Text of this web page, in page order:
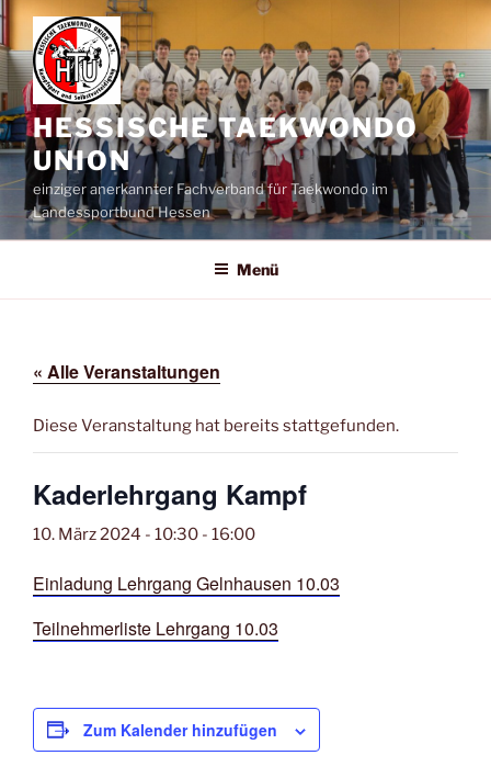
Zum
Inhalt
springen
HESSISCHE TAEKWONDO
UNION
einziger anerkannter Fachverband für Taekwondo im
Landessportbund Hessen
Menü
« Alle Veranstaltungen
Diese Veranstaltung hat bereits stattgefunden.
Kaderlehrgang Kampf
10. März 2024 - 10:30 - 16:00
Einladung Lehrgang Gelnhausen 10.03
Teilnehmerliste Lehrgang 10.03
Zum Kalender hinzufügen